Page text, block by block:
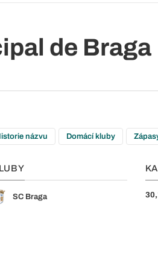
de Braga
názvu Domácí kluby
SC Braga